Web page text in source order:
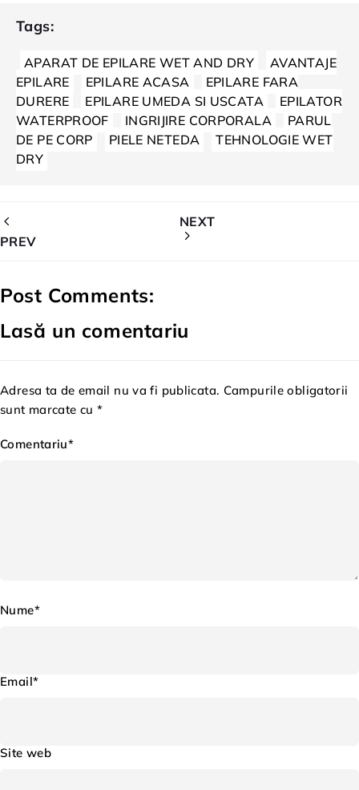
Tags:
APARAT DE EPILARE WET AND DRY
AVANTAJE
EPILARE
EPILARE ACASA
EPILARE FARA
DURERE
EPILARE UMEDA SI USCATA
EPILATOR
WATERPROOF
INGRIJIRE CORPORALA
PARUL
DE PE CORP
PIELE NETEDA
TEHNOLOGIE WET
DRY
PREV
NEXT
Post Comments:
Lasă un comentariu
Adresa ta de email nu va fi publicata. Campurile obligatorii
sunt marcate cu *
Comentariu*
Nume*
Email*
Site web